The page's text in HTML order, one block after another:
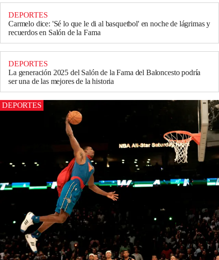
DEPORTES
Carmelo dice: 'Sé lo que le di al basquetbol' en noche de lágrimas y
recuerdos en Salón de la Fama
DEPORTES
La generación 2025 del Salón de la Fama del Baloncesto podría
ser una de las mejores de la historia
DEPORTES